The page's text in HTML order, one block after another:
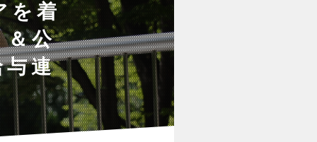
を着
＆公
与連